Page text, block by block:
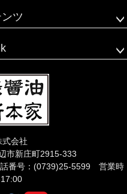
ツ
式会社
市新庄町2915-333
番号：(0739)25-5599 営業時